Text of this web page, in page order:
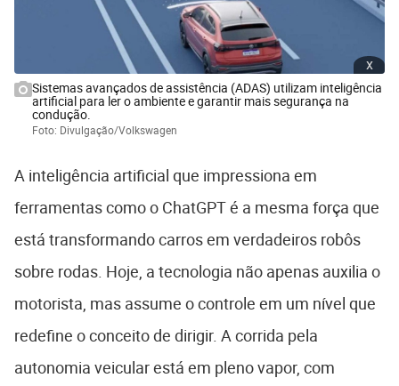
x
Sistemas avançados de assistência (ADAS) utilizam inteligência
artificial para ler o ambiente e garantir mais segurança na
condução.
Foto: Divulgação/Volkswagen
A inteligência artificial que impressiona em
ferramentas como o ChatGPT é a mesma força que
está transformando carros em verdadeiros robôs
sobre rodas. Hoje, a tecnologia não apenas auxilia o
motorista, mas assume o controle em um nível que
redefine o conceito de dirigir. A corrida pela
autonomia veicular está em pleno vapor, com